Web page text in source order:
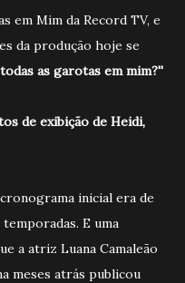
em Mim da Record TV, e
da produção hoje se
as garotas em mim?''
de exibição de Heidi,
inicial era de
E uma
a atriz Luana Camaleão
meses atrás publicou